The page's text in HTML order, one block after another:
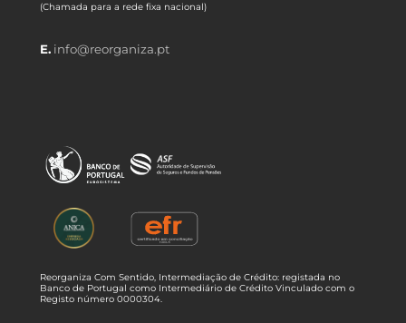
(Chamada para a rede fixa nacional)
E. info@reorganiza.pt
Reorganiza Com Sentido, Intermediação de Crédito: registada no
Banco de Portugal como Intermediário de Crédito Vinculado com o
Registo número 0000304.